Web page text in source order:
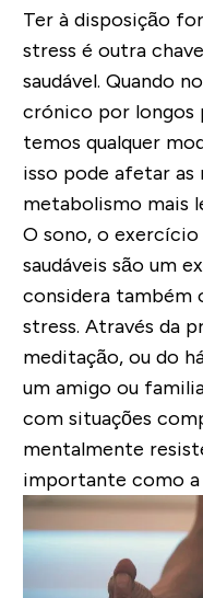
Ter à disposição
stress é outra
saudável. Quando
crónico por longos
temos qualquer
isso pode afetar as
metabolismo mais
O sono, o
saudáveis são um
considera também
stress. Através da
meditação, ou do
um amigo ou
com situações
mentalmente
importante como